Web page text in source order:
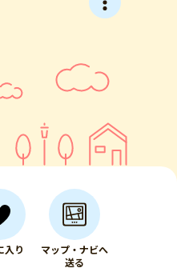
入り
マップ・ナビへ
送る